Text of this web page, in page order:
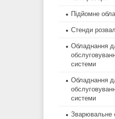
Підйомне
Стенди
Обладнання
системи
Обладнання
системи
Зварювальне